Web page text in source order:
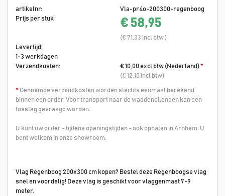
artikelnr:
Vla-pr4o-200300-regenboog
Prijs per stuk
€ 58,95
(€ 71,33 incl btw )
Levertijd:
1-3 werkdagen
Verzendkosten:
€ 10,00 excl btw (Nederland)*
(€ 12,10 incl btw)
* Genoemde verzendkosten worden slechts eenmaal berekend
binnen een order. Voor transport naar de waddeneilanden kan een
toeslag gevraagd worden.
U kunt uw order - tijdens openingstijden - ook ophalen in Arnhem. U
bent welkom in onze showroom.
Vlag Regenboog 200x300 cm kopen? Bestel deze Regenboogse vlag
snel en voordelig! Deze vlag is geschikt voor vlaggenmast 7-9
meter.